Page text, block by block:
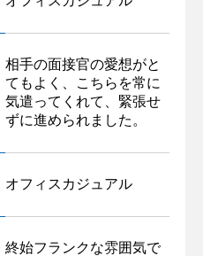
相手の面接官の愛想がと
てもよく、こちらを常に
気遣ってくれて、緊張せ
ずに進められました。
オフィスカジュアル
終始フランクな雰囲気で